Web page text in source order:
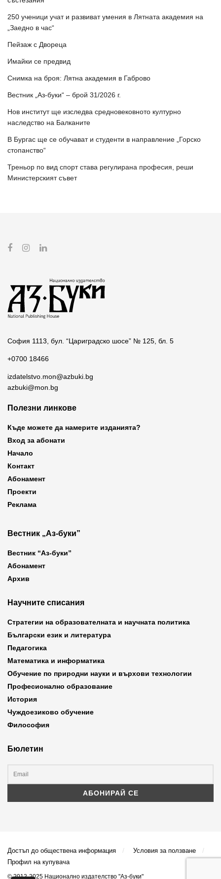
250 ученици учат и развиват умения в Лятната академия на
„Заедно в час“
Пейзаж с Двореца
Имайки се предвид
Снимка на броя: Лятна академия в Габрово
Вестник „Аз-буки“ – брой 31/2026 г.
Нов институт ще изследва средновековното културно
наследство на Балканите
В Бургас ще се обучават и студенти в направление „Горско
стопанство“
Треньор по вид спорт става регулирана професия, реши
Министерският съвет
София 1113, бул. “Цариградско шосе” № 125, бл. 5
+0700 18466
izdatelstvo.mon@azbuki.bg
azbuki@mon.bg
Полезни линкове
Къде можете да намерите изданията?
Вход за абонати
Начало
Контакт
Абонамент
Проекти
Реклама
Вестник „Аз-буки”
Вестник “Аз-буки”
Абонамент
Архив
Научните списания
Стратегии на образователната и научната политика
Български език и литература
Педагогика
Математика и информатика
Обучение по природни науки и върхови технологии
Професионално образование
История
Чуждоезиково обучение
Философия
Бюлетин
Достъп до обществена информация
Условия за ползване
Профил на купувача
© 2012-2025 Национално издателство "Аз-буки"